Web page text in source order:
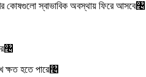
কোষগুলো স্বাভাবিক অবস্থায় ফিরে
ক্ষত হতে পারে৤